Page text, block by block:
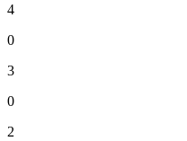
4
0
3
0
2